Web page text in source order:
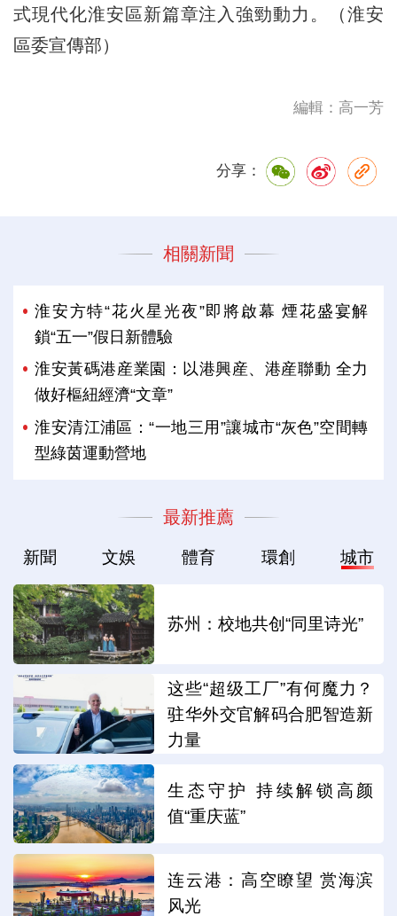
式現代化淮安區新篇章注入強勁動力。（淮安
區委宣傳部）
編輯：高一芳
分享：
相關新聞
淮安方特“花火星光夜”即將啟幕 煙花盛宴解
鎖“五一”假日新體驗
淮安黃碼港産業園：以港興産、港産聯動 全力
做好樞紐經濟“文章”
淮安清江浦區：“一地三用”讓城市“灰色”空間轉
型綠茵運動營地
最新推薦
新聞 文娛 體育 環創 城市
苏州：校地共创“同里诗光”
这些“超级工厂”有何魔力？
驻华外交官解码合肥智造新
力量
生态守护 持续解锁高颜
值“重庆蓝”
连云港：高空瞭望 赏海滨
风光